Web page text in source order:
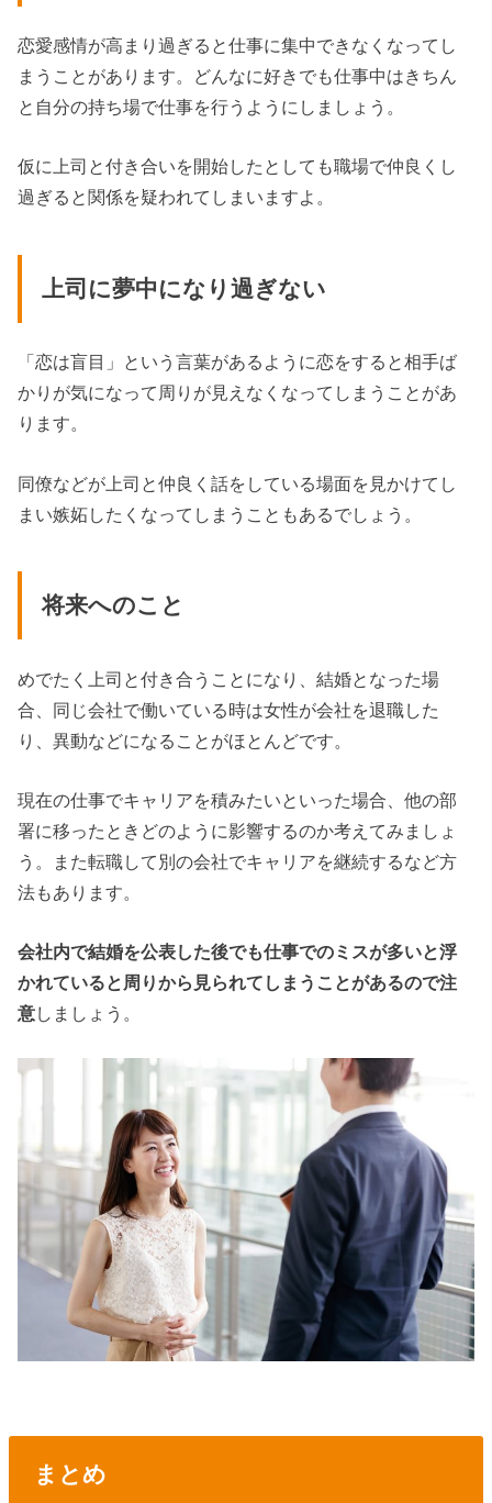
恋愛感情が高まり過ぎると仕事に集中できなくなってし
まうことがあります。どんなに好きでも仕事中はきちん
と自分の持ち場で仕事を行うようにしましょう。
仮に上司と付き合いを開始したとしても職場で仲良くし
過ぎると関係を疑われてしまいますよ。
上司に夢中になり過ぎない
「恋は盲目」という言葉があるように恋をすると相手ば
かりが気になって周りが見えなくなってしまうことがあ
ります。
同僚などが上司と仲良く話をしている場面を見かけてし
まい嫉妬したくなってしまうこともあるでしょう。
将来へのこと
めでたく上司と付き合うことになり、結婚となった場
合、同じ会社で働いている時は女性が会社を退職した
り、異動などになることがほとんどです。
現在の仕事でキャリアを積みたいといった場合、他の部
署に移ったときどのように影響するのか考えてみましょ
う。また転職して別の会社でキャリアを継続するなど方
法もあります。
会社内で結婚を公表した後でも仕事でのミスが多いと浮
かれていると周りから見られてしまうことがあるので注
意しましょう。
まとめ